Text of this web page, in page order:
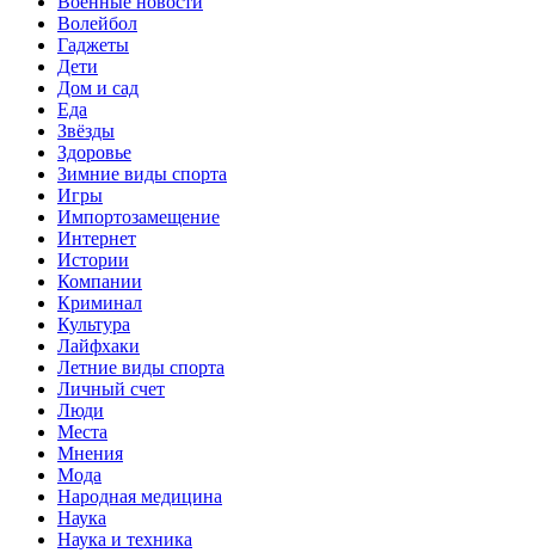
Волейбол
Гаджеты
Дети
Дом и сад
Еда
Звёзды
Здоровье
Зимние виды спорта
Игры
Импортозамещение
Интернет
Истории
Компании
Криминал
Культура
Лайфхаки
Летние виды спорта
Личный счет
Люди
Места
Мнения
Мода
Народная медицина
Наука
Наука и техника